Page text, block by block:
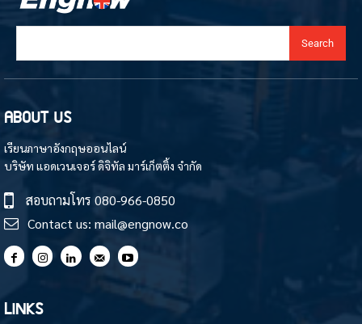
Search
ABOUT US
เรียนภาษาอังกฤษออนไลน์
บริษัท แอดเวนเจอร์ ดิจิทัล มาร์เก็ตติ้ง จำกัด
สอบถามโทร 080-966-0850
Contact us: mail@engnow.co
LINKS